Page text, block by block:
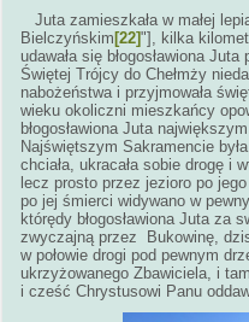
Juta zamieszkała w małej
Bielczyńskim [22]"], kilka
udawała się błogosławiona
Świętej Trójcy do Chełmży
nabożeństwa i przyjmowała
wieku okoliczni mieszkańcy
błogosławiona Juta
Najświętszym Sakramencie
chciała, ukracała sobie drogę i
lecz prosto przez jezioro po
po jej śmierci widywano w
którędy błogosławiona Juta za
zwyczajną przez Bukowinę,
w połowie drogi pod pewnym
ukrzyżowanego Zbawiciela, i
i cześć Chrystusowi Panu